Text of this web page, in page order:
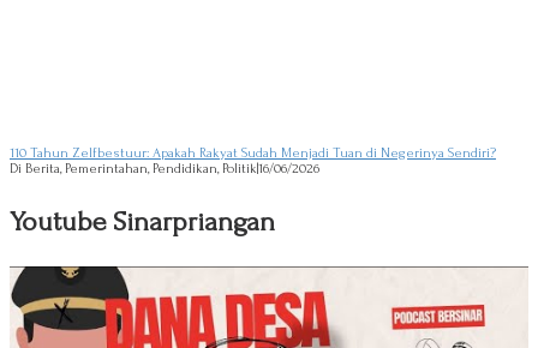
110 Tahun Zelfbestuur: Apakah Rakyat Sudah Menjadi Tuan di Negerinya Sendiri?
Di Berita, Pemerintahan, Pendidikan, Politik16/06/2026
Youtube Sinarpriangan